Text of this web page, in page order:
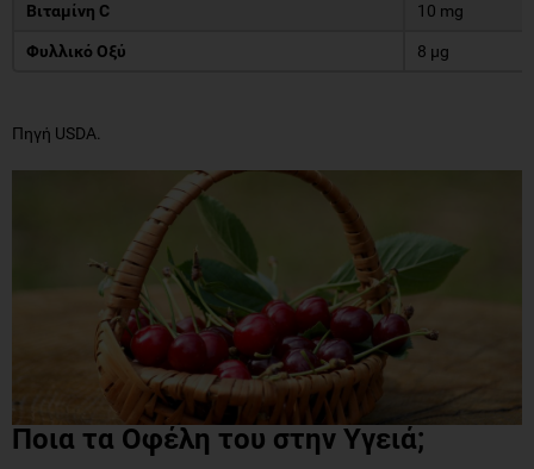
Βιταμίνη C 10 mg
Φυλλικό Οξύ 8 μg
Πηγή USDA.
Ποια τα Oφέλη του στην Yγειά;